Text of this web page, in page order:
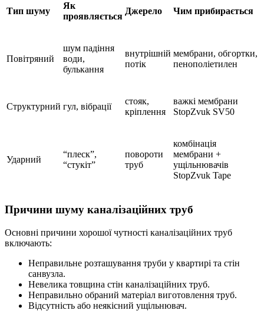
Тип шуму
Як
проявляється
Джерело Чим прибирається
Повітряний
шум падіння
води,
булькання
внутрішній
потік
мембрани, обгортки,
пенополіетилен
Структурний гул, вібрації
стояк,
кріплення
важкі мембрани
StopZvuk SV50
Ударний
“плеск”,
“стукіт”
повороти
труб
комбінація
мембрани +
ущільнювачів
StopZvuk Tape
Причини шуму каналізаційних труб
Основні причини хорошої чутності каналізаційних труб
включають:
Неправильне розташування труби у квартирі та стін
санвузла.
Невелика товщина стін каналізаційних труб.
Неправильно обраний матеріал виготовлення труб.
Відсутність або неякісний ущільнювач.